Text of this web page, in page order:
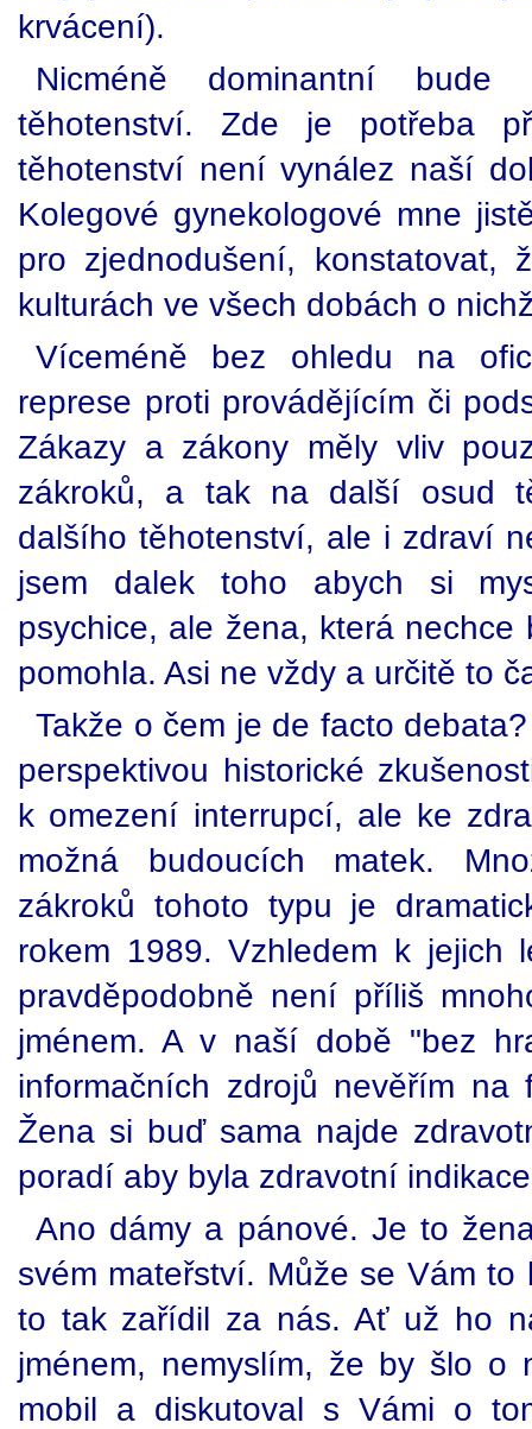
krvácení).
Nicméně dominantní bude
těhotenství. Zde je potřeba
těhotenství není vynález naší
Kolegové gynekologové mne
pro zjednodušení, konstatovat,
kulturách ve všech dobách o
Víceméně bez ohledu na
represe proti provádějícím či
Zákazy a zákony měly vliv
zákroků, a tak na další osud
dalšího těhotenství, ale i zdraví
jsem dalek toho abych si
psychice, ale žena, která
pomohla. Asi ne vždy a určitě to
Takže o čem je de facto
perspektivou historické
k omezení interrupcí, ale ke
možná budoucích matek.
zákroků tohoto typu je
rokem 1989. Vzhledem k jejich
pravděpodobně není příliš
jménem. A v naší době "bez
informačních zdrojů nevěřím na
Žena si buď sama najde
poradí aby byla zdravotní
Ano dámy a pánové. Je to
svém mateřství. Může se Vám
to tak zařídil za nás. Ať už ho
jménem, nemyslím, že by šlo o
mobil a diskutoval s Vámi o